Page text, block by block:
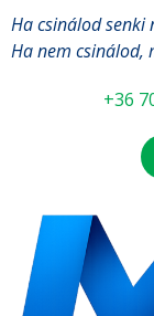
Ha csinálod senki
Ha nem csinálod,
+36